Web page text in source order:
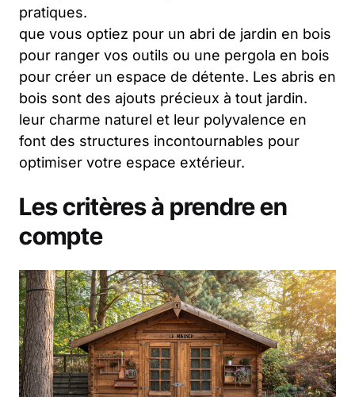
pratiques.
que vous optiez pour un abri de jardin en bois
pour ranger vos outils ou une pergola en bois
pour créer un espace de détente. Les abris en
bois sont des ajouts précieux à tout jardin.
leur charme naturel et leur polyvalence en
font des structures incontournables pour
optimiser votre espace extérieur.
Les critères à prendre en
compte